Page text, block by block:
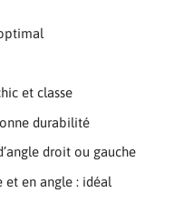
et classe
durabilité
droit ou gauche
et en angle : idéal